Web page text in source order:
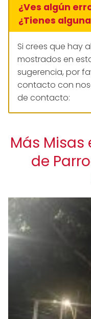
¿Ves algún
¿Tienes
Si crees que hay
mostrados en
sugerencia, por
contacto con
de contacto:
Más
de